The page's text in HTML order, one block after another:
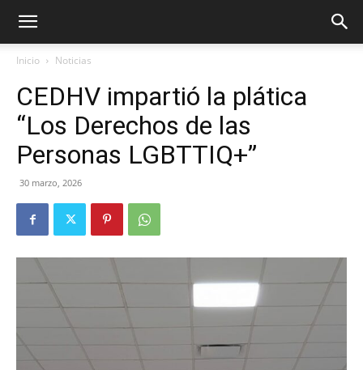
Inicio Noticias
CEDHV impartió la plática
“Los Derechos de las
Personas LGBTTIQ+”
30 marzo, 2026